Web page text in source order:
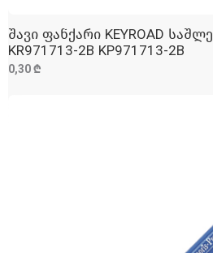
შავი ფანქარი KEYROAD
KR971713-2B KP971713-2B
0,30 ₾